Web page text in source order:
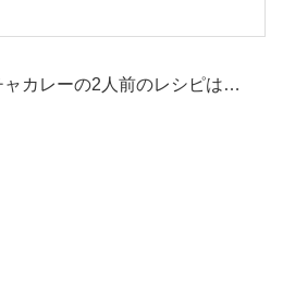
ャカレーの2人前のレシピは…